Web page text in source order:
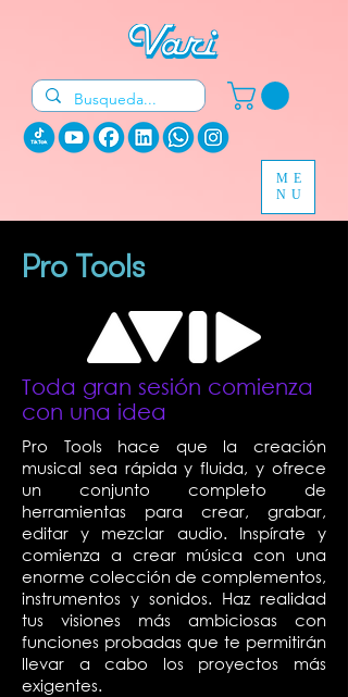
ME
NU
Pro Tools
Toda gran sesión comienza
con una idea
Pro Tools hace que la creación
musical sea rápida y fluida, y ofrece
un conjunto completo de
herramientas para crear, grabar,
editar y mezclar audio. Inspírate y
comienza a crear música con una
enorme colección de complementos,
instrumentos y sonidos. Haz realidad
tus visiones más ambiciosas con
funciones probadas que te permitirán
llevar a cabo los proyectos más
exigentes.